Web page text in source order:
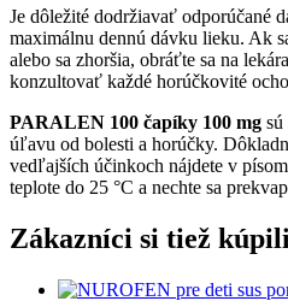
Je dôležité dodržiavať odporúčané
maximálnu dennú dávku lieku. Ak
alebo sa zhoršia, obráťte sa na
konzultovať každé horúčkovité
PARALEN 100 čapíky 100 mg
úľavu od bolesti a horúčky.
vedľajších účinkoch nájdete v
teplote do 25 °C a nechte sa
Zákazníci si tiež kúpili